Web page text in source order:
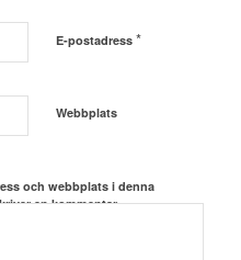
E-postadress *
Webbplats
och webbplats i denna
en kommentar.